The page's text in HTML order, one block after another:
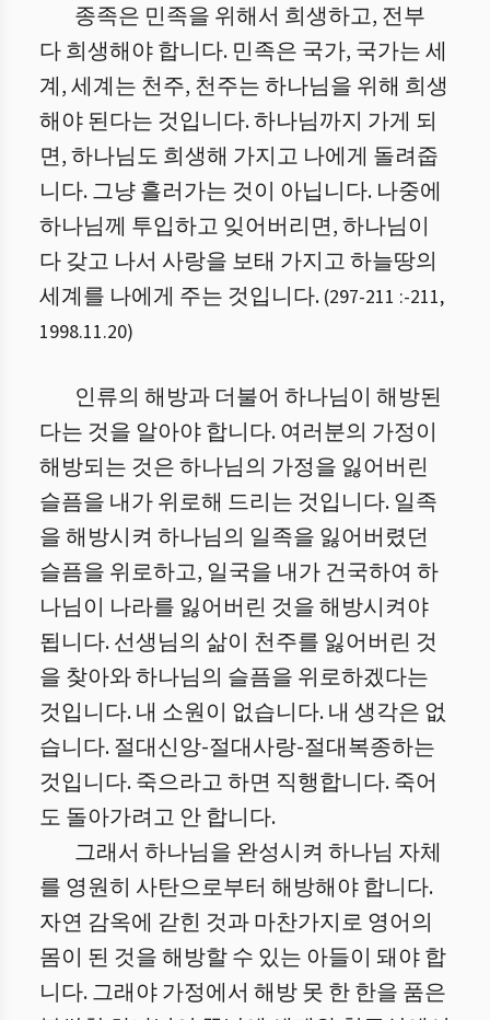
종족은 민족을 위해서 희생하고, 전부
다 희생해야 합니다. 민족은 국가, 국가는 세
계, 세계는 천주, 천주는 하나님을 위해 희생
해야 된다는 것입니다. 하나님까지 가게 되
면, 하나님도 희생해 가지고 나에게 돌려줍
니다. 그냥 흘러가는 것이 아닙니다. 나중에
하나님께 투입하고 잊어버리면, 하나님이
다 갖고 나서 사랑을 보태 가지고 하늘땅의
세계를 나에게 주는 것입니다. (297-211 :-211,
1998.11.20)
인류의 해방과 더불어 하나님이 해방된
다는 것을 알아야 합니다. 여러분의 가정이
해방되는 것은 하나님의 가정을 잃어버린
슬픔을 내가 위로해 드리는 것입니다. 일족
을 해방시켜 하나님의 일족을 잃어버렸던
슬픔을 위로하고, 일국을 내가 건국하여 하
나님이 나라를 잃어버린 것을 해방시켜야
됩니다. 선생님의 삶이 천주를 잃어버린 것
을 찾아와 하나님의 슬픔을 위로하겠다는
것입니다. 내 소원이 없습니다. 내 생각은 없
습니다. 절대신앙-절대사랑-절대복종하는
것입니다. 죽으라고 하면 직행합니다. 죽어
도 돌아가려고 안 합니다.
그래서 하나님을 완성시켜 하나님 자체
를 영원히 사탄으로부터 해방해야 합니다.
자연 감옥에 갇힌 것과 마찬가지로 영어의
몸이 된 것을 해방할 수 있는 아들이 돼야 합
니다. 그래야 가정에서 해방 못 한 한을 품은